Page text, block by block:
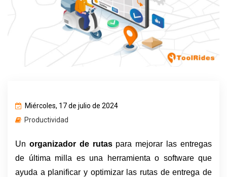
Miércoles, 17 de julio de 2024
Productividad
Un organizador de rutas para mejorar las entregas
de última milla es una herramienta o software que
ayuda a planificar y optimizar las rutas de entrega de